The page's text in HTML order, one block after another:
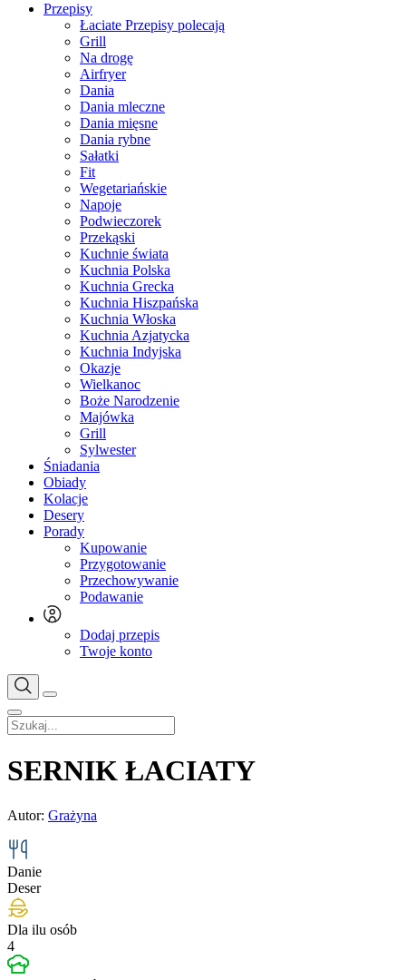
Przepisy
Łaciate Przepisy polecają
Grill
Na drogę
Airfryer
Dania
Dania mleczne
Dania mięsne
Dania rybne
Sałatki
Fit
Wegetariańskie
Napoje
Podwieczorek
Przekąski
Kuchnie świata
Kuchnia Polska
Kuchnia Grecka
Kuchnia Hiszpańska
Kuchnia Włoska
Kuchnia Azjatycka
Kuchnia Indyjska
Okazje
Wielkanoc
Boże Narodzenie
Majówka
Grill
Sylwester
Śniadania
Obiady
Kolacje
Desery
Porady
Kupowanie
Przygotowanie
Przechowywanie
Podawanie
Dodaj przepis
Twoje konto
SERNIK ŁACIATY
Autor: Grażyna
Danie
Deser
Dla ilu osób
4